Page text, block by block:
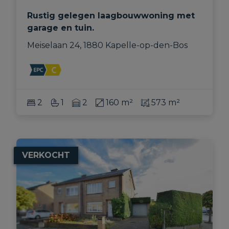
Rustig gelegen laagbouwwoning met
garage en tuin.
Meiselaan 24, 1880 Kapelle-op-den-Bos
2 1 2 160 m² 573 m²
VERKOCHT